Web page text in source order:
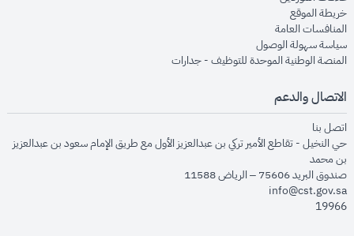
خريطة الموقعopens in new window
المنافسات العامةopens in new window
سياسة سهولة الوصولopens in new window
المنصة الوطنية الموحدة للتوظيف - جداراتopens in new window
الاتصال والدعم
اتصل بنا
حي النخيل - تقاطع الأمير تركي بن عبدالعزيز الأول مع طريق الإمام سعود بن عبدالعزيز
بن محمد
صندوق البريد 75606 – الرياض 11588
info@cst.gov.sa
19966